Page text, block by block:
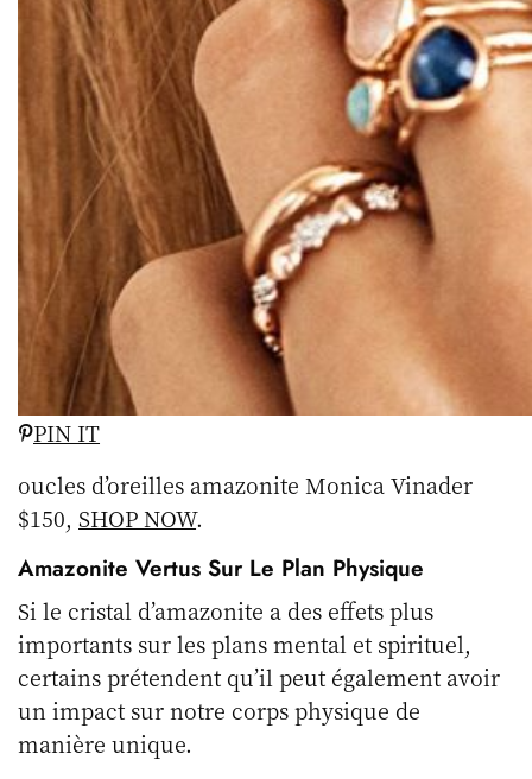
PIN IT
oucles d’oreilles amazonite Monica Vinader
$150,SHOP NOW.
Amazonite Vertus Sur Le Plan Physique
Si le cristal d’amazonite a des effets plus
importants sur les plans mental et spirituel,
certains prétendent qu’il peut également avoir
un impact sur notre corps physique de
manière unique.